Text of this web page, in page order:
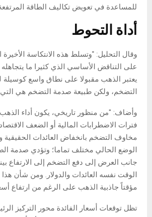
للمساعدة في تعويض تكاليف الطاقة
أداة التحوط
وقال التحليل: "وتسلط هذه الانتكاسة
على التناقض الأساسي الذي كثيرا ما
يعتبر الذهب مقبولا على نطاق واسع
التضخم، ولكن طبيعة صدمة التضخم هي التي
وأضاف: "من منظور تاريخي، يكون أداء
فترات الاضطرابات المالية أو الضعف
مخاوف التضخم بانخفاض العائدات الحقيقية
الوضع الحالي مختلف تماما؛ وتؤدي صدمة
جانب العرض إلى دفع التضخم إلى الارتفاع
الوقت نفسه العائدات والدولار. ومن شأن
مؤقتاً جاذبية الذهب على الرغم من ارتفاع
تظل توقعات أسعار الفائدة محور التركيز